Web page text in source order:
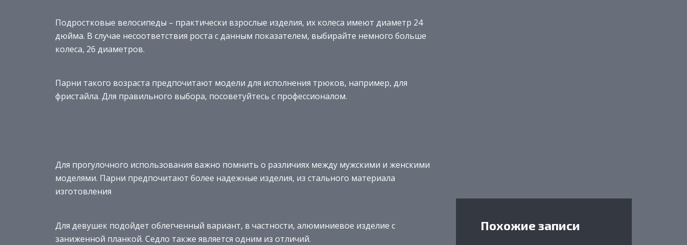
Подростковые велосипеды – практически взрослые изделия, их колеса имеют диаметр 24
дюйма. В случае несоответствия роста с данным показателем, выбирайте немного больше
колеса, 26 диаметров.
Парни такого возраста предпочитают модели для исполнения трюков, например, для
фристайла. Для правильного выбора, посоветуйтесь с профессионалом.
Для прогулочного использования важно помнить о различиях между мужскими и женскими
моделями. Парни предпочитают более надежные изделия, из стального материала
изготовления
Для девушек подойдет облегченный вариант, в частности, алюминиевое изделие с
заниженной планкой. Седло также является одним из отличий.
Похожие записи